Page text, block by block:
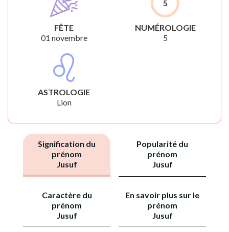
FÊTE
01 novembre
5
NUMÉROLOGIE
5
ASTROLOGIE
Lion
Signification du
prénom
Jusuf
Popularité du
prénom
Jusuf
Caractère du
prénom
Jusuf
En savoir plus sur le
prénom
Jusuf